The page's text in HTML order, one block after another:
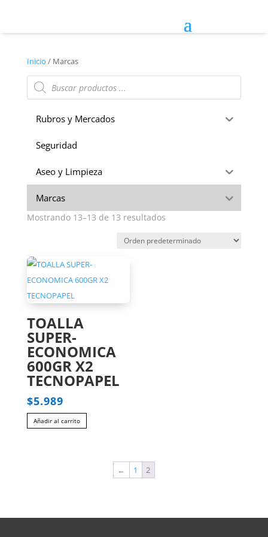
Inicio / Marcas
Búsqueda
de
productos
Rubros y Mercados
Seguridad
Aseo y Limpieza
Marcas
Mostrando 13–13 de 13 resultados
TOALLA
SUPER-
ECONOMICA
600GR X2
TECNOPAPEL
$5.989
Añadir al carrito
← 1 2